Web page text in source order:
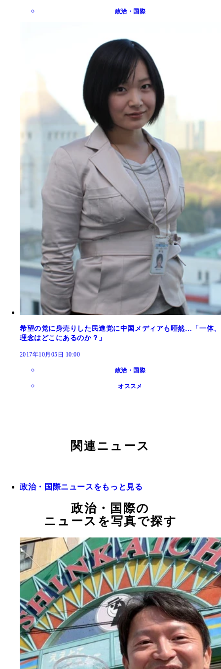
政治・国際
希望の党に身売りした民進党に中国メディアも唖然…「一体、
理念はどこにあるのか？」
2017年10月05日 10:00
政治・国際
オススメ
関連ニュース
政治・国際ニュースをもっと見る
政治・国際の
ニュースを写真で探す